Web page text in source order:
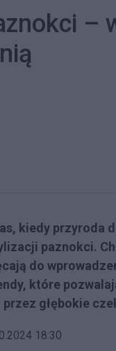
–
kiedy przyroda
paznokci.
do
które
głębokie
18:30